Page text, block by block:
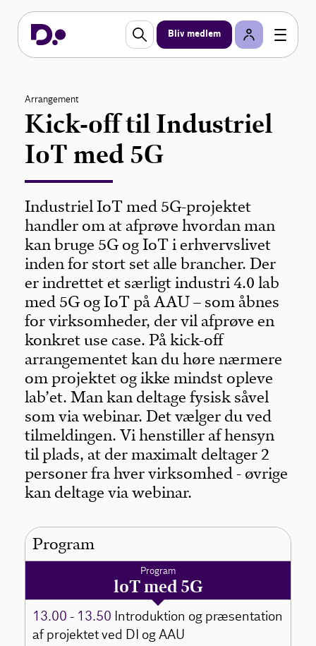
Bliv medlem
Arrangement
Kick-off til Industriel
IoT med 5G
Industriel IoT med 5G-projektet
handler om at afprøve hvordan man
kan bruge 5G og IoT i erhvervslivet
inden for stort set alle brancher. Der
er indrettet et særligt industri 4.0 lab
med 5G og IoT på AAU – som åbnes
for virksomheder, der vil afprøve en
konkret use case. På kick-off
arrangementet kan du høre nærmere
om projektet og ikke mindst opleve
lab’et. Man kan deltage fysisk såvel
som via webinar. Det vælger du ved
tilmeldingen. Vi henstiller af hensyn
til plads, at der maximalt deltager 2
personer fra hver virksomhed - øvrige
kan deltage via webinar.
Program
Program
loT med 5G
13.00 - 13.50 Introduktion og præsentation
af projektet ved DI og AAU